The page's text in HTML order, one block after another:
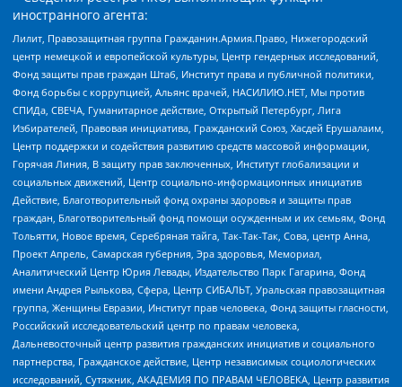
иностранного агента:
Лилит, Правозащитная группа Гражданин.Армия.Право, Нижегородский
центр немецкой и европейской культуры, Центр гендерных исследований,
Фонд защиты прав граждан Штаб, Институт права и публичной политики,
Фонд борьбы с коррупцией, Альянс врачей, НАСИЛИЮ.НЕТ, Мы против
СПИДа, СВЕЧА, Гуманитарное действие, Открытый Петербург, Лига
Избирателей, Правовая инициатива, Гражданский Союз, Хасдей Ерушалаим,
Центр поддержки и содействия развитию средств массовой информации,
Горячая Линия, В защиту прав заключенных, Институт глобализации и
социальных движений, Центр социально-информационных инициатив
Действие, Благотворительный фонд охраны здоровья и защиты прав
граждан, Благотворительный фонд помощи осужденным и их семьям, Фонд
Тольятти, Новое время, Серебряная тайга, Так-Так-Так, Сова, центр Анна,
Проект Апрель, Самарская губерния, Эра здоровья, Мемориал,
Аналитический Центр Юрия Левады, Издательство Парк Гагарина, Фонд
имени Андрея Рылькова, Сфера, Центр СИБАЛЬТ, Уральская правозащитная
группа, Женщины Евразии, Институт прав человека, Фонд защиты гласности,
Российский исследовательский центр по правам человека,
Дальневосточный центр развития гражданских инициатив и социального
партнерства, Гражданское действие, Центр независимых социологических
исследований, Сутяжник, АКАДЕМИЯ ПО ПРАВАМ ЧЕЛОВЕКА, Центр развития